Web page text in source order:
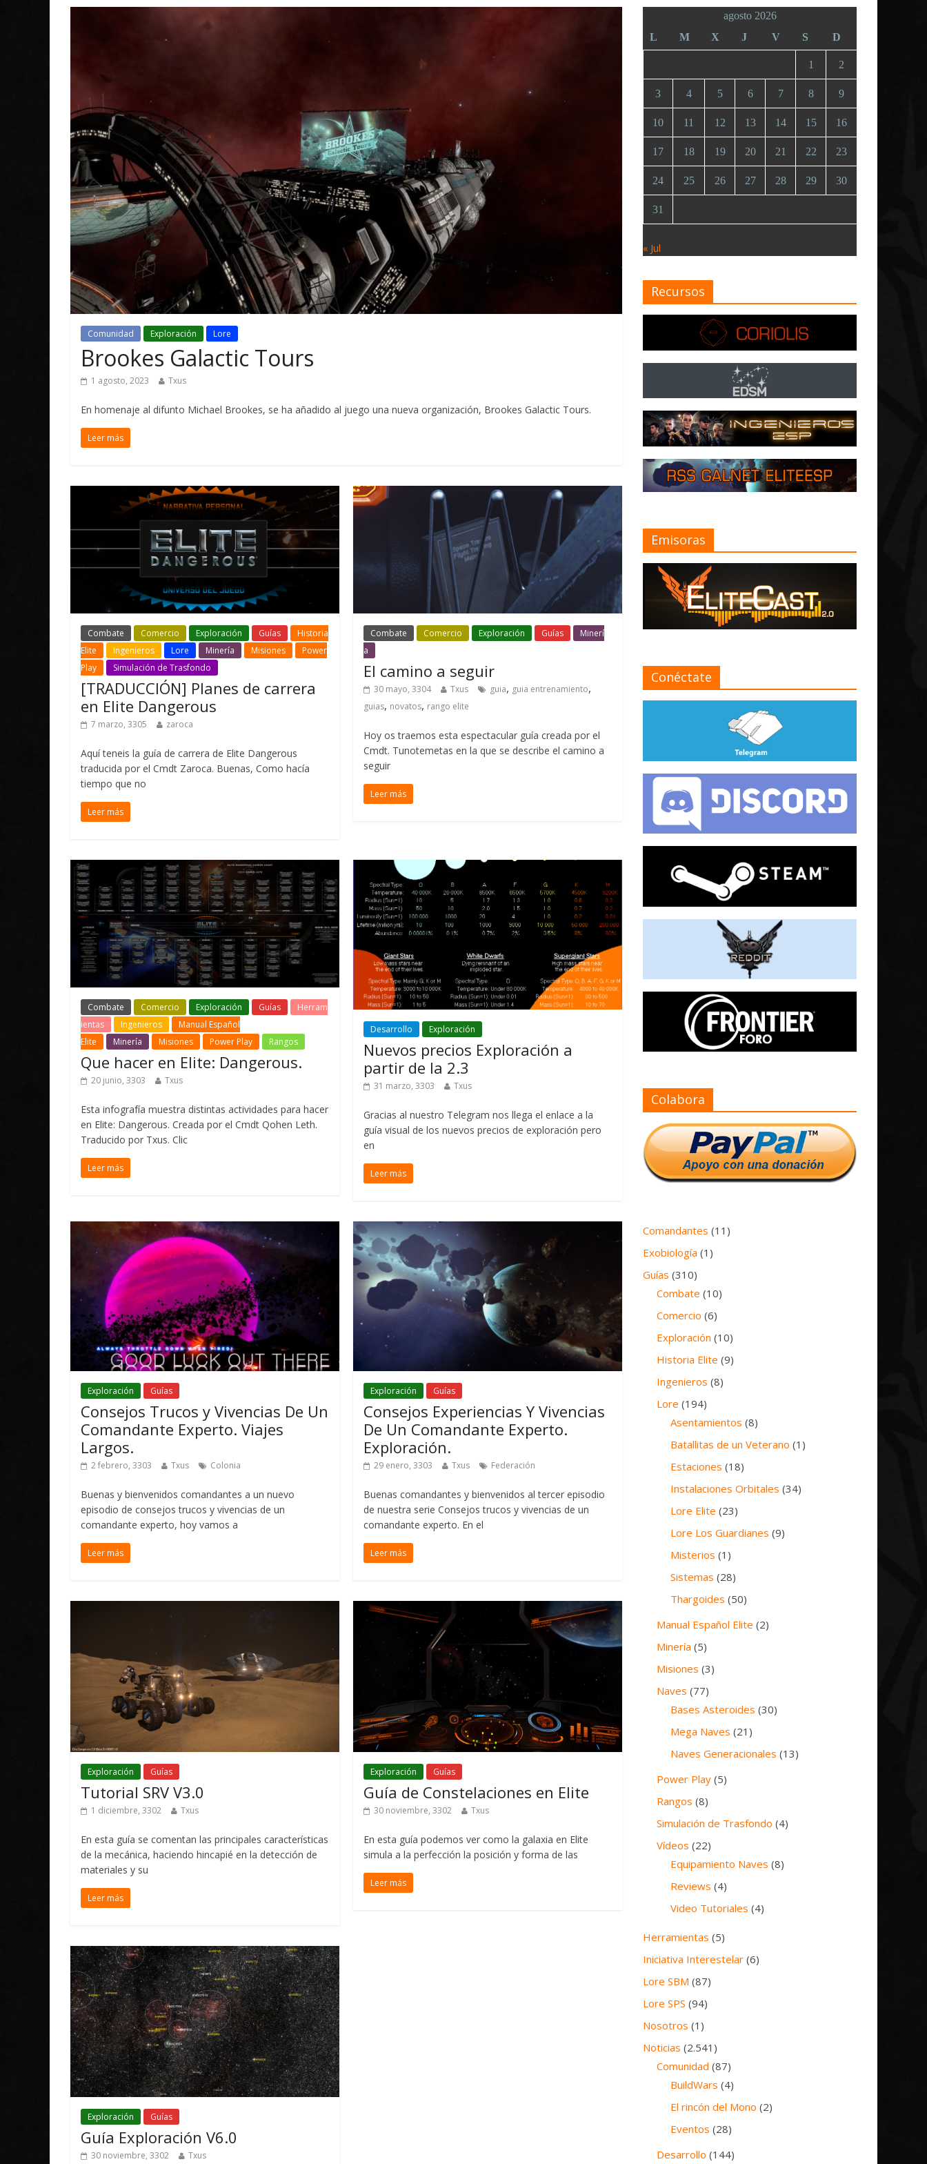
Comunidad Exploración Lore
Brookes Galactic Tours
1 agosto, 2023 Txus
En homenaje al difunto Michael Brookes, se ha añadido al juego una nueva organización, Brookes Galactic Tours.
Leer más
Combate Comercio Exploración Guías
Historia
Elite
Ingenieros Lore Minería Misiones
Power
Play
Simulación de Trasfondo
[TRADUCCIÓN] Planes de carrera
en Elite Dangerous
7 marzo, 3305 zaroca
Aquí teneis la guía de carrera de Elite Dangerous
traducida por el Cmdt Zaroca. Buenas, Como hacía
tiempo que no
Leer más
Combate Comercio Exploración Guías
Minerí
a
El camino a seguir
30 mayo, 3304 Txus guia, guia entrenamiento,
guias, novatos, rango elite
Hoy os traemos esta espectacular guía creada por el
Cmdt. Tunotemetas en la que se describe el camino a
seguir
Leer más
Combate Comercio Exploración Guías
Herram
ientas
Ingenieros
Manual Español
Elite
Minería Misiones Power Play Rangos
Que hacer en Elite: Dangerous.
20 junio, 3303 Txus
Esta infografía muestra distintas actividades para hacer
en Elite: Dangerous. Creada por el Cmdt Qohen Leth.
Traducido por Txus. Clic
Leer más
Desarrollo Exploración
Nuevos precios Exploración a
partir de la 2.3
31 marzo, 3303 Txus
Gracias al nuestro Telegram nos llega el enlace a la
guía visual de los nuevos precios de exploración pero
en
Leer más
Exploración Guías
Consejos Trucos y Vivencias De Un
Comandante Experto. Viajes
Largos.
2 febrero, 3303 Txus Colonia
Buenas y bienvenidos comandantes a un nuevo
episodio de consejos trucos y vivencias de un
comandante experto, hoy vamos a
Leer más
Exploración Guías
Consejos Experiencias Y Vivencias
De Un Comandante Experto.
Exploración.
29 enero, 3303 Txus Federación
Buenas comandantes y bienvenidos al tercer episodio
de nuestra serie Consejos trucos y vivencias de un
comandante experto. En el
Leer más
Exploración Guías
Tutorial SRV V3.0
1 diciembre, 3302 Txus
En esta guía se comentan las principales características
de la mecánica, haciendo hincapié en la detección de
materiales y su
Leer más
Exploración Guías
Guía de Constelaciones en Elite
30 noviembre, 3302 Txus
En esta guía podemos ver como la galaxia en Elite
simula a la perfección la posición y forma de las
Leer más
Exploración Guías
Guía Exploración V6.0
30 noviembre, 3302 Txus
agosto 2026
L
M X J V S D
1 2
3 4 5 6 7 8 9
10 11 12 13 14 15 16
17 18 19 20 21 22 23
24 25 26 27 28 29 30
31
« Jul
Recursos
Emisoras
Conéctate
Colabora
Comandantes (11)
Exobiología (1)
Guías (310)
Combate (10)
Comercio (6)
Exploración (10)
Historia Elite (9)
Ingenieros (8)
Lore (194)
Asentamientos (8)
Batallitas de un Veterano (1)
Estaciones (18)
Instalaciones Orbitales (34)
Lore Elite (23)
Lore Los Guardianes (9)
Misterios (1)
Sistemas (28)
Thargoides (50)
Manual Español Elite (2)
Minería (5)
Misiones (3)
Naves (77)
Bases Asteroides (30)
Mega Naves (21)
Naves Generacionales (13)
Power Play (5)
Rangos (8)
Simulación de Trasfondo (4)
Vídeos (22)
Equipamiento Naves (8)
Reviews (4)
Video Tutoriales (4)
Herramientas (5)
Iniciativa Interestelar (6)
Lore SBM (87)
Lore SPS (94)
Nosotros (1)
Noticias (2.541)
Comunidad (87)
BuildWars (4)
El rincón del Mono (2)
Eventos (28)
Desarrollo (144)